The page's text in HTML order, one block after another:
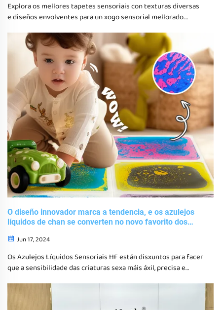
Explora os mellores tapetes sensoriais con texturas diversas
e diseños envolventes para un xogo sensorial mellorado.
experiencias sensoriais únicas e alivio do estrés.
O diseño innovador marca a tendencia, e os azulejos
líquidos de chan se converten no novo favorito dos
Jun 17, 2024
Os Azulejos Líquidos Sensoriais HF están disxuntos para facer
que a sensibilidade das criaturas sexa máis áxil, precisa e
atención, comparación, observación e xulgamento,